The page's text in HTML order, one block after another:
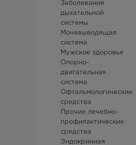
Заболевания
дыхательной
системы
Мочевыводящая
система
Мужское здоровье
Опорно-
двигательная
система
Офтальмологические
средства
Прочие лечебно-
профилактические
средства
Эндокринная